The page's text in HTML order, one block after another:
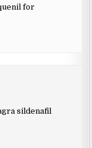
for
sildenafil